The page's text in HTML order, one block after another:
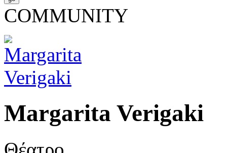
COMMUNITY
Margarita Verigaki